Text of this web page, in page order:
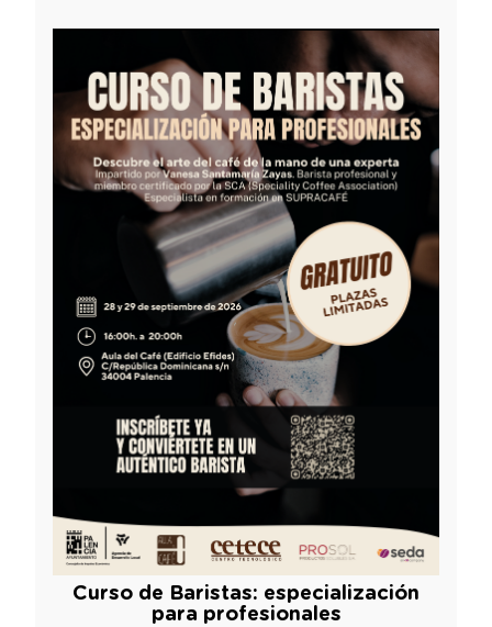
Curso de Baristas: especialización
para profesionales